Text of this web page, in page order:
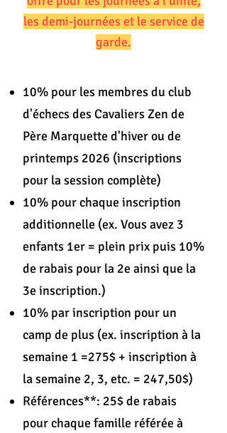
les demi-journées et le service de
garde.
10% pour les membres du club
d'échecs des Cavaliers Zen de
Père Marquette d'hiverou de
printemps 2026 (inscriptions
pour la session complète)
10% pour chaque inscription
additionnelle (ex. Vous avez 3
enfants 1er = plein prix puis 10%
de rabais pour la 2e ainsi que la
3e inscription.)
10% par inscription pour un
camp de plus (ex. inscription à la
semaine 1 =275$ + inscription à
la semaine 2, 3, etc. = 247,50$)
Références**: 25$ de rabais
pour chaque famille référée à